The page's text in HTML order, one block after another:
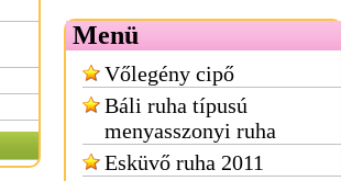
Menü
Vőlegény cipő
Báli ruha típusú
menyasszonyi ruha
Esküvő ruha 2011